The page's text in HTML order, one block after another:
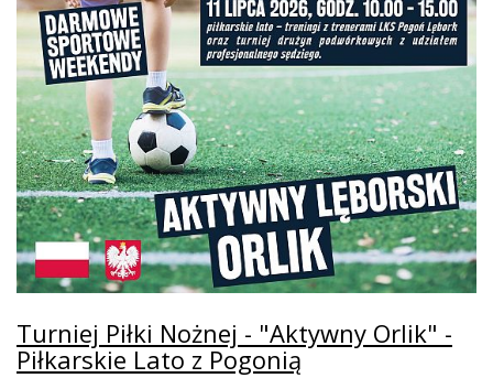
Turniej Piłki Nożnej - "Aktywny Orlik" -
Piłkarskie Lato z Pogonią